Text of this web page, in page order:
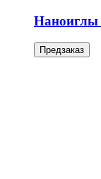
Наноиглы
Предзаказ